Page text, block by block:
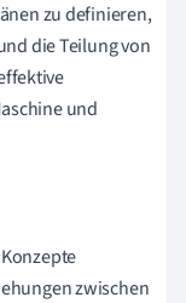
zu definieren,
die Teilung von
und
zwischen